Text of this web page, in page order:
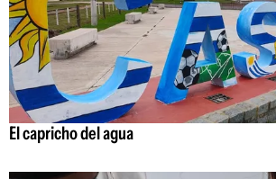
El capricho del agua